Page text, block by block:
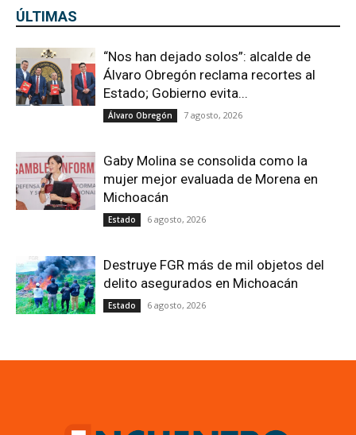
ÚLTIMAS
“Nos han dejado solos”: alcalde de
Álvaro Obregón reclama recortes al
Estado; Gobierno evita...
Álvaro Obregón 7 agosto, 2026
Gaby Molina se consolida como la
mujer mejor evaluada de Morena en
Michoacán
Estado 6 agosto, 2026
Destruye FGR más de mil objetos del
delito asegurados en Michoacán
Estado 6 agosto, 2026